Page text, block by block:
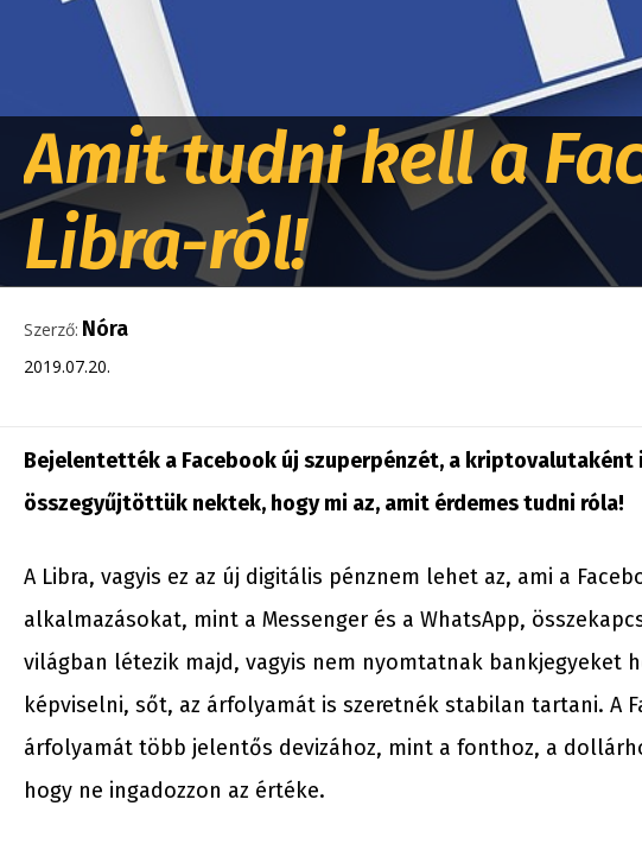
Amit tudni kell a
Libra-ról!
Szerző: Nóra
2019.07.20.
Bejelentették a Facebook új szuperpénzét, a
összegyűjtöttük nektek, hogy mi az, amit érdemes tudni róla!
A Libra, vagyis ez az új digitális pénznem lehet az, ami a
alkalmazásokat, mint a Messenger és a WhatsApp,
világban létezik majd, vagyis nem nyomtatnak bankjegyeket
képviselni, sőt, az árfolyamát is szeretnék stabilan tartani. A
árfolyamát több jelentős devizához, mint a fonthoz, a
hogy ne ingadozzon az értéke.